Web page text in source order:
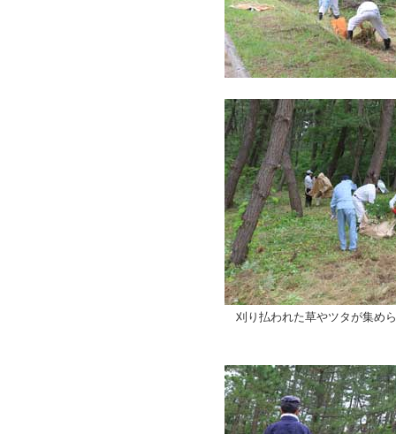
刈り払われた草やツタが集め